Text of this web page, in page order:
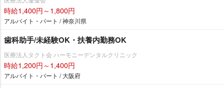
時給1,400円～1,800円
アルバイト・パート / 神奈川県
歯科助手/未経験OK・扶養内勤務OK
医療法人タクト会 ハーモニーデンタルクリニック
時給1,200円～1,400円
アルバイト・パート / 大阪府